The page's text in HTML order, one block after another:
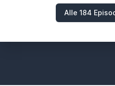
Alle 184